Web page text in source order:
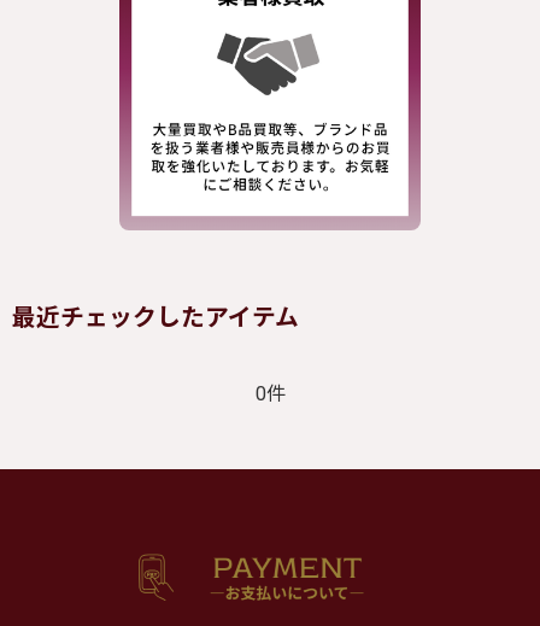
最近チェックしたアイテム
0件